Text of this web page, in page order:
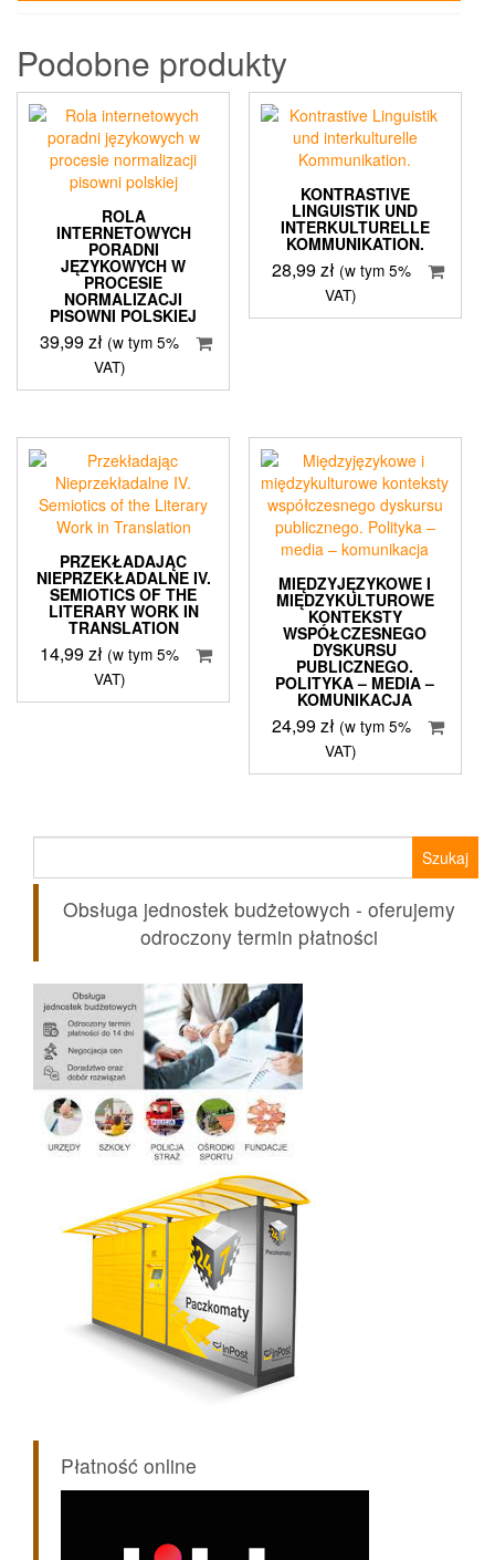
Podobne produkty
ROLA
INTERNETOWYCH
PORADNI
JĘZYKOWYCH W
PROCESIE
NORMALIZACJI
PISOWNI POLSKIEJ
39,99zł (w tym 5%
VAT)
KONTRASTIVE
LINGUISTIK UND
INTERKULTURELLE
KOMMUNIKATION.
28,99zł (w tym 5%
VAT)
PRZEKŁADAJĄC
NIEPRZEKŁADALNE IV.
SEMIOTICS OF THE
LITERARY WORK IN
TRANSLATION
14,99zł (w tym 5%
VAT)
MIĘDZYJĘZYKOWE I
MIĘDZYKULTUROWE
KONTEKSTY
WSPÓŁCZESNEGO
DYSKURSU
PUBLICZNEGO.
POLITYKA – MEDIA –
KOMUNIKACJA
24,99zł (w tym 5%
VAT)
Obsługa jednostek budżetowych - oferujemy
odroczony termin płatności
Płatność online